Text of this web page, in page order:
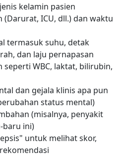
kelamin pasien
(Darurat, ICU, dll.) dan waktu
termasuk suhu, detak
dan laju pernapasan
WBC, laktat, bilirubin,
dan gejala klinis apa pun
status mental)
(misalnya, penyakit
baru ini)
untuk melihat skor,